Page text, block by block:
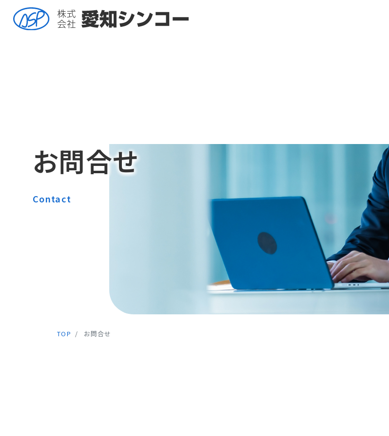
お問合せ
Contact
TOP お問合せ